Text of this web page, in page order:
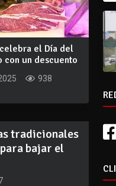
el Día del
con un descuento
938
tradicionales
bajar el